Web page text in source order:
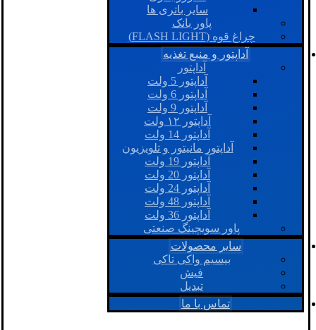
سایر باتری ها
پاور بانک
چراغ قوه (FLASH LIGHT)
آداپتور و منبع تغذیه
آداپتور
آداپتور 5 ولت
آداپتور 6 ولت
آداپتور 9 ولت
آداپتور ۱۲ ولت
آداپتور 14 ولت
آداپتور مانیتور و تلویزیون
آداپتور 19 ولت
آداپتور 20 ولت
آداپتور 24 ولت
آداپتور 48 ولت
آداپتور 36 ولت
پاور سویچینگ صنعتی
سایر محصولات
بیسیم واکی تاکی
فیش
تبدیل
تماس با ما